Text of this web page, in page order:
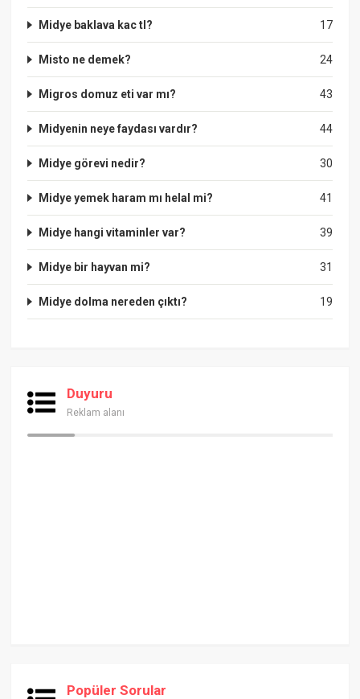
17
Midye baklava kac tl?
24
Misto ne demek?
43
Migros domuz eti var mı?
44
Midyenin neye faydası vardır?
30
Midye görevi nedir?
41
Midye yemek haram mı helal mi?
39
Midye hangi vitaminler var?
31
Midye bir hayvan mi?
19
Midye dolma nereden çıktı?
Duyuru
Reklam alanı
Popüler Sorular